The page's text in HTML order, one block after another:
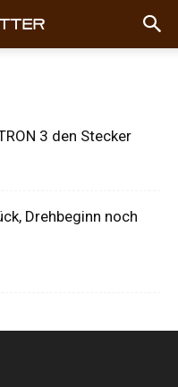
3 den Stecker
Drehbeginn noch